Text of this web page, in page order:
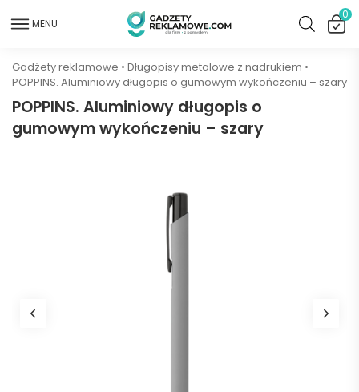
MENU
0
Gadżety reklamowe • Długopisy metalowe z nadrukiem •
POPPINS. Aluminiowy długopis o gumowym wykończeniu – szary
POPPINS. Aluminiowy długopis o
gumowym wykończeniu – szary